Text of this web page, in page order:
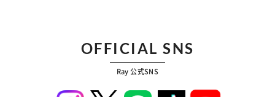
OFFICIAL SNS
Ray 公式SNS